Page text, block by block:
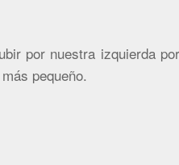
por nuestra izquierda
pequeño.